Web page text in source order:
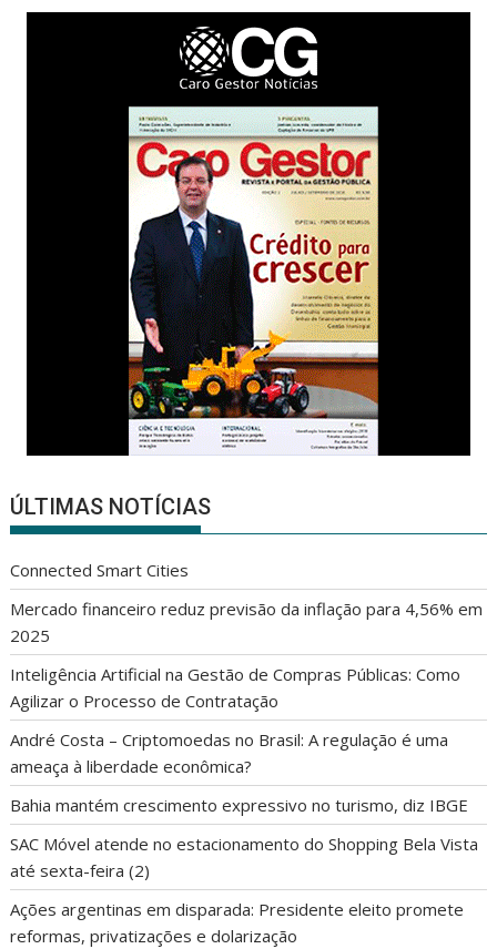
ÚLTIMAS NOTÍCIAS
Connected Smart Cities
Mercado financeiro reduz previsão da inflação para 4,56% em
2025
Inteligência Artificial na Gestão de Compras Públicas: Como
Agilizar o Processo de Contratação
André Costa – Criptomoedas no Brasil: A regulação é uma
ameaça à liberdade econômica?
Bahia mantém crescimento expressivo no turismo, diz IBGE
SAC Móvel atende no estacionamento do Shopping Bela Vista
até sexta-feira (2)
Ações argentinas em disparada: Presidente eleito promete
reformas, privatizações e dolarização